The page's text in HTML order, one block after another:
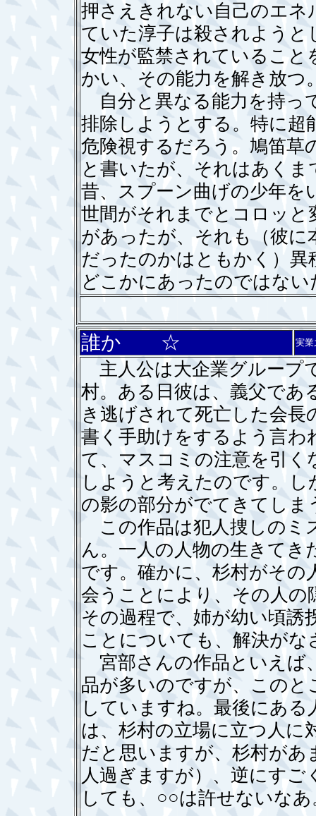
押さえきれない自己のエネ
ていた淳子は殺されよう
女性が監禁されていること
かい、その能力を解き放つ
自分と異なる能力を持っ
排除しようとする。特に超
危険視するだろう。鳩笛草
と書いたが、それはあく
昔、スプーン曲げの少年
世間がそれまでとコロッ
があったが、それも（彼
だったのかはともかく）
どこかにあったのではない
誰か ☆ 実業
主人公は大企業グループ
村。ある日彼は、義父であ
き逃げされて死亡した会長
書く手助けをするよう言わ
て、マスコミの注意を引
しようと考えたのです。
の影の部分がでてきてし
この作品は犯人捜しのミ
ん。一人の人物の生きて
です。確かに、杉村がその
会うことにより、その人
その過程で、姉が幼い頃
ことについても、解決がな
宮部さんの作品といえば
品が多いのですが、このと
していますね。最後にあ
は、杉村の立場に立つ人に
だと思いますが、杉村が
人過ぎますが）、逆にす
しても、○○は許せないなあ